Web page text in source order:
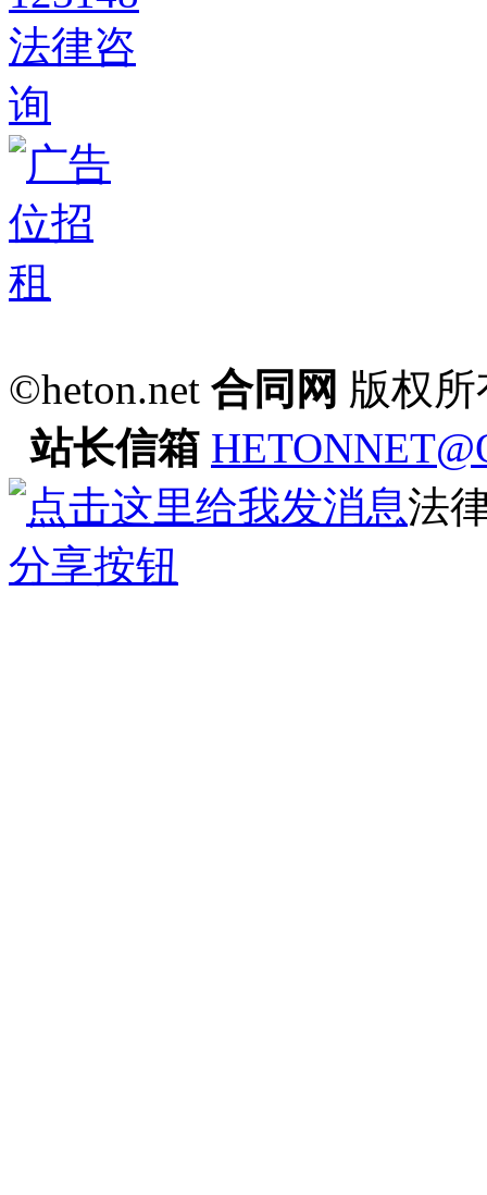
©heton.net 合同网 版权所
站长信箱
法
分享按钮